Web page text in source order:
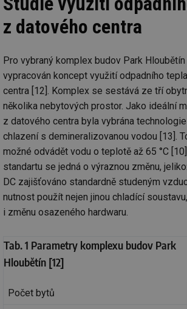
z datového centra
Pro vybraný komplex budov Park
vypracován koncept využití odpadního
centra [12]. Komplex se sestává ze tří
několika nebytových prostor. Jako ideální
z datového centra byla vybrána
chlazení s demineralizovanou vodou [13].
možné odvádět vodu o teplotě až 65 °C
standartu se jedná o výraznou změnu,
DC zajišťováno standardně studeným
nutnost použít nejen jinou chladící
i změnu osazeného hardwaru.
Tab. 1 Parametry komplexu budov Park
Hloubětín [12]
Počet bytů